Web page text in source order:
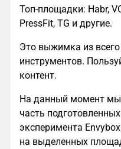
Топ-площадки: Habr,
PressFit, TG и другие.
Это выжимка из
инструментов.
контент.
На данный момент
часть
эксперимента
на выделенных